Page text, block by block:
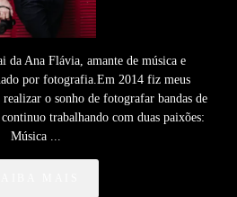
da Ana Flávia, amante de música e
por fotografia.Em 2014 fiz meus
o sonho de fotografar bandas de
trabalhando com duas paixões:
Música ...